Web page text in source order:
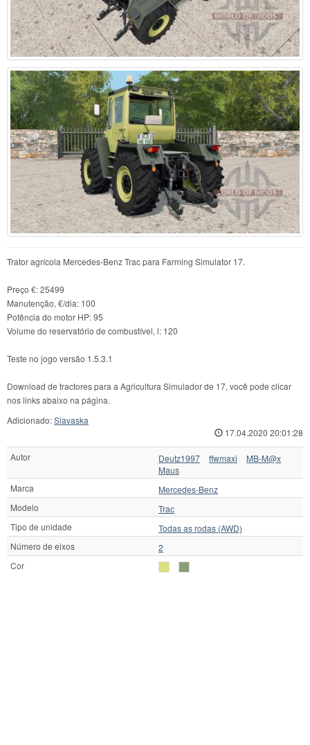
Trator agrícola Mercedes-Benz Trac para Farming Simulator 17.
Preço €: 25499
Manutenção, €/dia: 100
Potência do motor HP: 95
Volume do reservatório de combustível, l: 120
Teste no jogo versão 1.5.3.1
Download de tractores para a Agricultura Simulador de 17, você pode clicar
nos links abaixo na página.
Adicionado:Slavaska
17.04.2020 20:01:28
Autor Deutz1997 ffwmaxi
MB-M@x
Maus
Marca
Mercedes-Benz
Modelo
Trac
Tipo de unidade
Todas as rodas (AWD)
Número de eixos
2
Cor